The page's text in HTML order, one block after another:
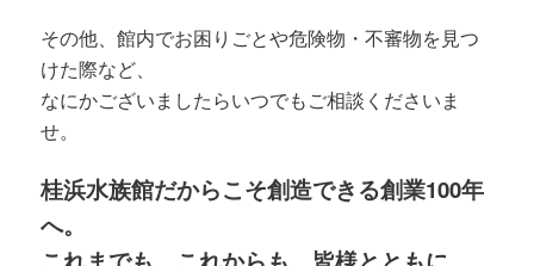
その他、館内でお困りごとや危険物・不審物を見つ
けた際など、
なにかございましたらいつでもご相談くださいま
せ。
桂浜水族館だからこそ創造できる創業100年
へ。